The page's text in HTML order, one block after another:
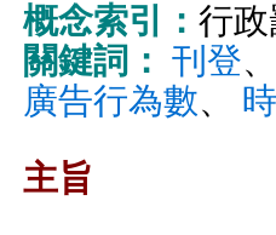
概念索引： 行
關鍵詞： 刊登
廣告行為數、
主旨